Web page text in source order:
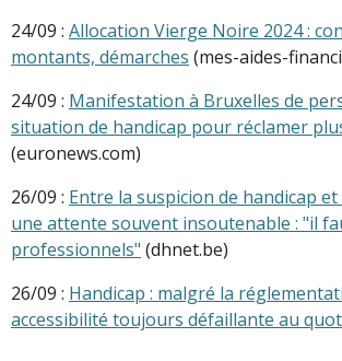
24/09 : Allocation Vierge Noire 2024 :
montants, démarches (mes-aides-
24/09 : Manifestation à Bruxelles de
situation de handicap pour réclamer
(euronews.com)
26/09 : Entre la suspicion de handicap
une attente souvent insoutenable : "il
professionnels" (dhnet.be)
26/09 : Handicap : malgré la
accessibilité toujours défaillante au